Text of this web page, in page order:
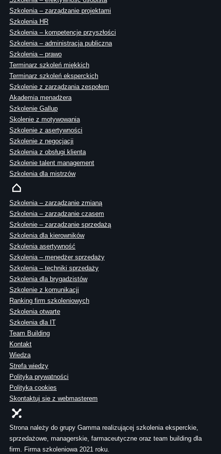
Szkolenia – zarządzanie projektami
Szkolenia HR
Szkolenia – kompetencje przyszłości
Szkolenia – administracja publiczna
Szkolenia – prawo
Terminarz szkoleń miękkich
Terminarz szkoleń eksperckich
Szkolenie z zarządzania zespołem
Akademia menadżera
Szkolenie Gallup
Skolenie z motywowania
Szkolenie z asertywności
Szkolenie z negocjacji
Szkolenia z obsługi klienta
Szkolenie talent management
Szkolenia dla mistrzów
Szkolenia – zarządzanie zmianą
Szkolenia – zarządzanie czasem
Szkolenie – zarządzanie sprzedażą
Szkolenia dla kierowników
Szkolenia asertywność
Szkolenia – menedżer sprzedaży
Szkolenia – techniki sprzedaży
Szkolenia dla brygadzistów
Szkolenie z komunikacji
Ranking firm szkoleniowych
Szkolenia otwarte
Szkolenia dla IT
Team Building
Kontakt
Wiedza
Strefa wiedzy
Polityka prywatności
Polityka cookies
Skontaktuj sie z webmasterem
Strona należy do grupy Gamma realizującej szkolenia eksperckie,
sprzedażowe, managerskie, farmaceutyczne oraz team building dla
firm. Firma szkoleniowa 2021 roku.